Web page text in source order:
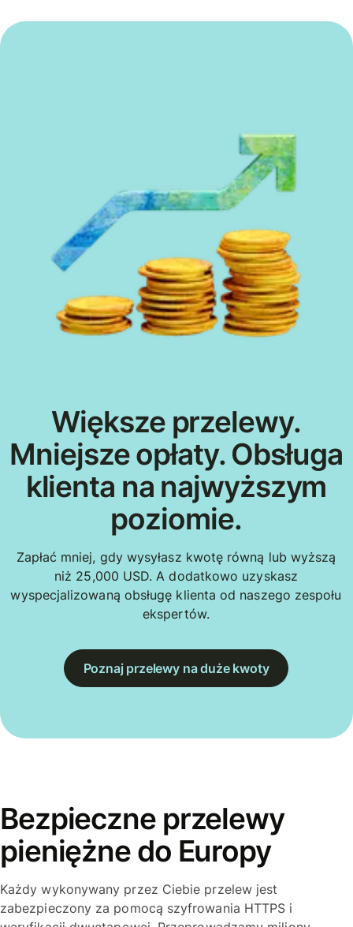
Większe przelewy.
Mniejsze opłaty. Obsługa
klienta na najwyższym
poziomie.
Zapłać mniej, gdy wysyłasz kwotę równą lub wyższą
niż 25,000 USD. A dodatkowo uzyskasz
wyspecjalizowaną obsługę klienta od naszego zespołu
ekspertów.
Poznaj przelewy na duże kwoty
Bezpieczne przelewy
pieniężne do Europy
Każdy wykonywany przez Ciebie przelew jest
zabezpieczony za pomocą szyfrowania HTTPS i